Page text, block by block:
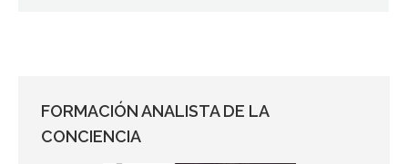
FORMACIÓN ANALISTA DE LA
CONCIENCIA